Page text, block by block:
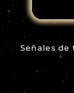
Señales